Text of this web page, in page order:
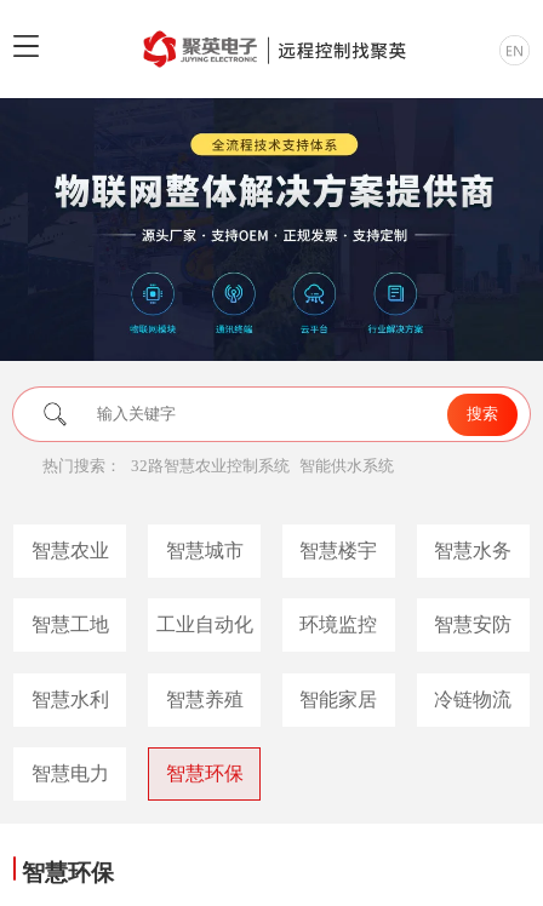
热门搜索： 32路智慧农业控制系统 智能供水系统
智慧农业 智慧城市 智慧楼宇 智慧水务
智慧工地 工业自动化 环境监控 智慧安防
智慧水利 智慧养殖 智能家居 冷链物流
智慧电力 智慧环保
智慧环保